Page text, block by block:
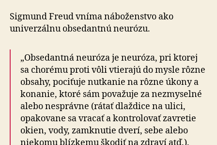
Sigmund Freud vníma náboženstvo ako
univerzálnu obsedantnú neurózu.
„Obsedantná neuróza je neuróza, pri ktorej
sa chorému proti vôli vtierajú do mysle rôzne
obsahy, pociťuje nutkanie na rôzne úkony a
konanie, ktoré sám považuje za nezmyselné
alebo nesprávne (rátať dlaždice na ulici,
opakovane sa vracať a kontrolovať zavretie
okien, vody, zamknutie dverí, sebe alebo